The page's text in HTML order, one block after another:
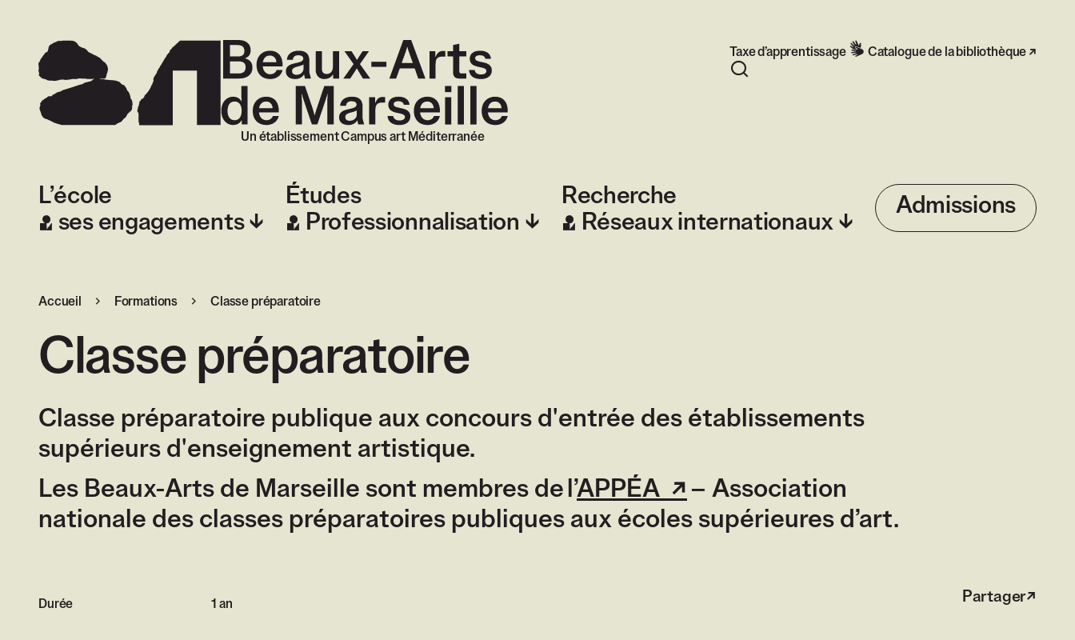
Taxe d’apprentissage
Catalogue de la bibliothèque
Rechercher
Beaux-Arts de Marseille
Un établissement Campus art Méditerranée
L’école
ses engagements
Études
Professionnalisation
Recherche
Réseaux internationaux
Admissions
Accueil Formations Classe préparatoire
Classe préparatoire
Classe préparatoire publique aux concours d'entrée des établissements
supérieurs d'enseignement artistique.
Les Beaux-Arts de Marseille sont membres de l’APPÉA (lien externe)
– Association
nationale des classes préparatoires publiques aux écoles supérieures d’art.
Durée 1 an Partager